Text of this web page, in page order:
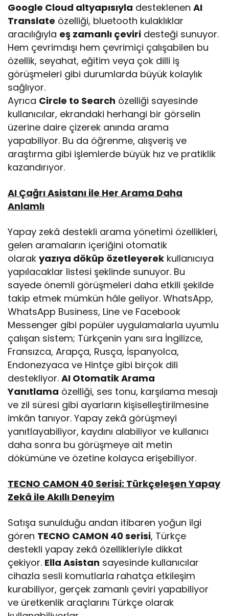
Google Cloud altyapısıyla desteklenenAI
Translate özelliği, bluetooth kulaklıklar
aracılığıyla eş zamanlı çeviri desteği sunuyor.
Hem çevrimdışı hem çevrimiçi çalışabilen bu
özellik, seyahat, eğitim veya çok dilli iş
görüşmeleri gibi durumlarda büyük kolaylık
sağlıyor.
Ayrıca Circle to Search özelliği sayesinde
kullanıcılar, ekrandaki herhangi bir görselin
üzerine daire çizerek anında arama
yapabiliyor. Bu da öğrenme, alışveriş ve
araştırma gibi işlemlerde büyük hız ve pratiklik
kazandırıyor.
AI Çağrı Asistanı ile Her Arama Daha
Anlamlı
Yapay zekâ destekli arama yönetimi özellikleri,
gelen aramaların içeriğini otomatik
olarakyazıya döküp özetleyerek kullanıcıya
yapılacaklar listesi şeklinde sunuyor. Bu
sayede önemli görüşmeleri daha etkili şekilde
takip etmek mümkün hâle geliyor. WhatsApp,
WhatsApp Business, Line ve Facebook
Messenger gibi popüler uygulamalarla uyumlu
çalışan sistem; Türkçenin yanı sıra İngilizce,
Fransızca, Arapça, Rusça, İspanyolca,
Endonezyaca ve Hintçe gibi birçok dili
destekliyor.AI Otomatik Arama
Yanıtlama özelliği, ses tonu, karşılama mesajı
ve zil süresi gibi ayarların kişiselleştirilmesine
imkân tanıyor. Yapay zekâ görüşmeyi
yanıtlayabiliyor, kaydını alabiliyor ve kullanıcı
daha sonra bu görüşmeye ait metin
dökümüne ve özetine kolayca erişebiliyor.
TECNO CAMON 40 Serisi: Türkçeleşen Yapay
Zekâ ile Akıllı Deneyim
Satışa sunulduğu andan itibaren yoğun ilgi
gören TECNO CAMON 40 serisi, Türkçe
destekli yapay zekâ özellikleriyle dikkat
çekiyor. Ella Asistan sayesinde kullanıcılar
cihazla sesli komutlarla rahatça etkileşim
kurabiliyor, gerçek zamanlı çeviri yapabiliyor
ve üretkenlik araçlarını Türkçe olarak